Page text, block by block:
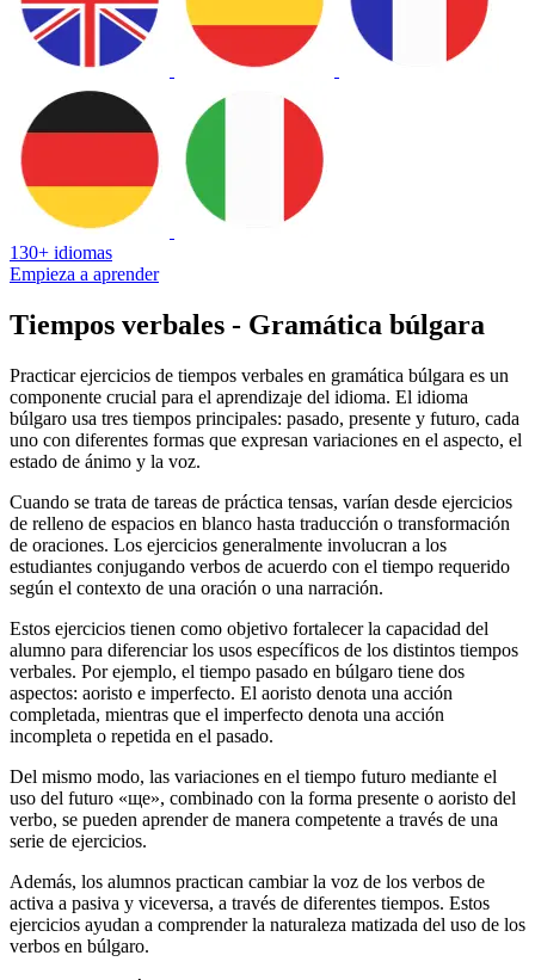
130+ idiomas
Empieza a aprender
Tiempos verbales - Gramática búlgara
Practicar ejercicios de tiempos verbales en gramática búlgara es un
componente crucial para el aprendizaje del idioma. El idioma
búlgaro usa tres tiempos principales: pasado, presente y futuro, cada
uno con diferentes formas que expresan variaciones en el aspecto, el
estado de ánimo y la voz.
Cuando se trata de tareas de práctica tensas, varían desde ejercicios
de relleno de espacios en blanco hasta traducción o transformación
de oraciones. Los ejercicios generalmente involucran a los
estudiantes conjugando verbos de acuerdo con el tiempo requerido
según el contexto de una oración o una narración.
Estos ejercicios tienen como objetivo fortalecer la capacidad del
alumno para diferenciar los usos específicos de los distintos tiempos
verbales. Por ejemplo, el tiempo pasado en búlgaro tiene dos
aspectos: aoristo e imperfecto. El aoristo denota una acción
completada, mientras que el imperfecto denota una acción
incompleta o repetida en el pasado.
Del mismo modo, las variaciones en el tiempo futuro mediante el
uso del futuro «ще», combinado con la forma presente o aoristo del
verbo, se pueden aprender de manera competente a través de una
serie de ejercicios.
Además, los alumnos practican cambiar la voz de los verbos de
activa a pasiva y viceversa, a través de diferentes tiempos. Estos
ejercicios ayudan a comprender la naturaleza matizada del uso de los
verbos en búlgaro.